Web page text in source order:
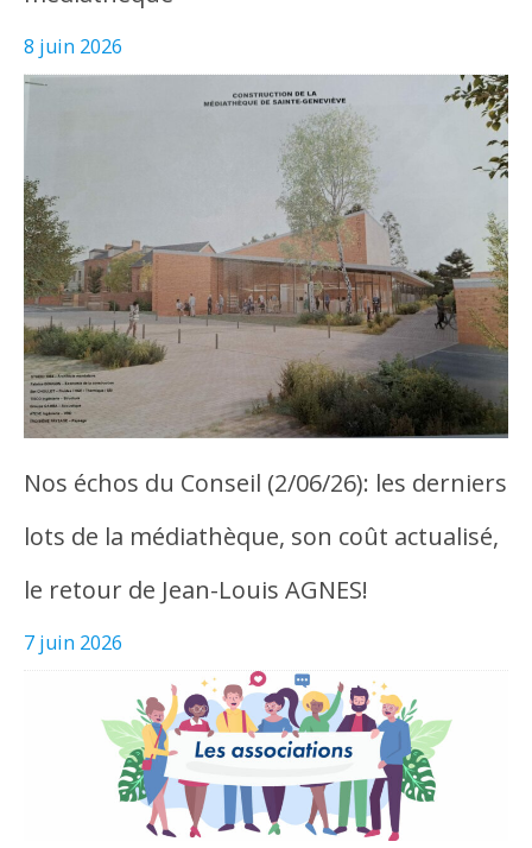
8 juin 2026
Nos échos du Conseil (2/06/26): les derniers
lots de la médiathèque, son coût actualisé,
le retour de Jean-Louis AGNES!
7 juin 2026